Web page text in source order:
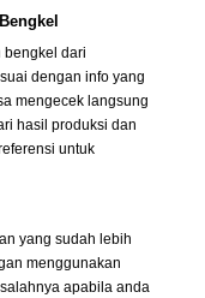
bengkel dari
dengan info yang
mengecek langsung
hasil produksi dan
untuk
yang sudah lebih
menggunakan
apabila anda